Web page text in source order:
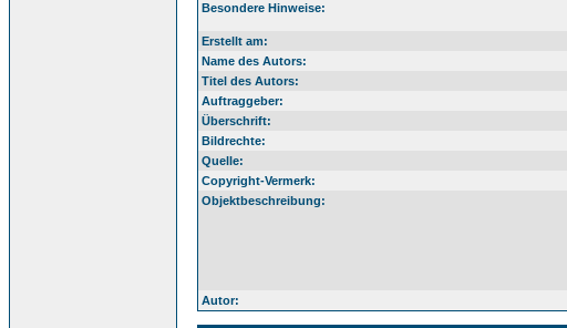
Besondere Hinweise:
Erstellt am:
Name des Autors:
Titel des Autors:
Auftraggeber:
Überschrift:
Bildrechte:
Quelle:
Copyright-Vermerk:
Objektbeschreibung:
Autor: